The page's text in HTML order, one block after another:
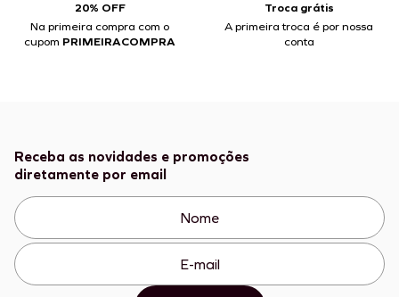
20% OFF
Na primeira compra com o
cupom PRIMEIRACOMPRA
Troca grátis
A primeira troca é por nossa
conta
Receba as novidades e promoções
diretamente por email